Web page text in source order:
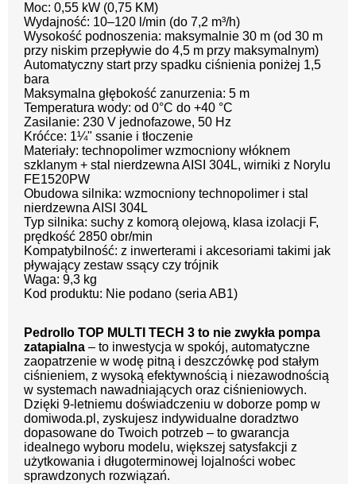
Moc: 0,55 kW (0,75 KM)
Wydajność: 10–120 l/min (do 7,2 m³/h)
Wysokość podnoszenia: maksymalnie 30 m (od 30 m
przy niskim przepływie do 4,5 m przy maksymalnym)
Automatyczny start przy spadku ciśnienia poniżej 1,5
bara
Maksymalna głębokość zanurzenia: 5 m
Temperatura wody: od 0°C do +40 °C
Zasilanie: 230 V jednofazowe, 50 Hz
Króćce: 1¼" ssanie i tłoczenie
Materiały: technopolimer wzmocniony włóknem
szklanym + stal nierdzewna AISI 304L, wirniki z Norylu
FE1520PW
Obudowa silnika: wzmocniony technopolimer i stal
nierdzewna AISI 304L
Typ silnika: suchy z komorą olejową, klasa izolacji F,
prędkość 2850 obr/min
Kompatybilność: z inwerterami i akcesoriami takimi jak
pływający zestaw ssący czy trójnik
Waga: 9,3 kg
Kod produktu: Nie podano (seria AB1)
Pedrollo TOP MULTI TECH 3 to nie zwykła pompa
zatapialna – to inwestycja w spokój, automatyczne
zaopatrzenie w wodę pitną i deszczówkę pod stałym
ciśnieniem, z wysoką efektywnością i niezawodnością
w systemach nawadniających oraz ciśnieniowych.
Dzięki 9-letniemu doświadczeniu w doborze pomp w
domiwoda.pl, zyskujesz indywidualne doradztwo
dopasowane do Twoich potrzeb – to gwarancja
idealnego wyboru modelu, większej satysfakcji z
użytkowania i długoterminowej lojalności wobec
sprawdzonych rozwiązań.